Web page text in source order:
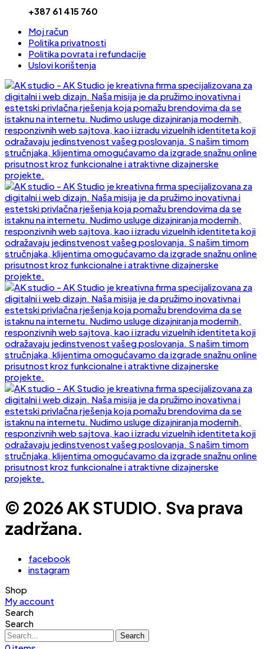
+387 61 415 760
Moj račun
Politika privatnosti
Politika povrata i refundacije
Uslovi korištenja
© 2026 AK STUDIO. Sva prava
zadržana.
facebook
instagram
Shop
My account
Search
Search
Search